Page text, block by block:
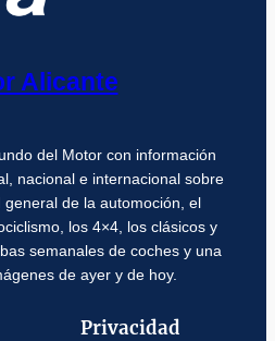
Alicante
del Motor con información
nacional e internacional sobre
de la automoción, el
los 4×4, los clásicos y
semanales de coches y una
de ayer y de hoy.
Privacidad